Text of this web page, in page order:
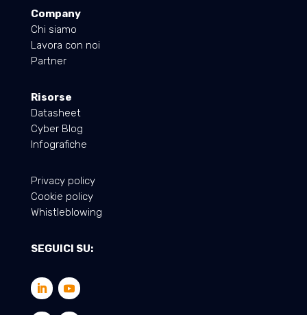
Company
Chi siamo
Lavora con noi
Partner
Risorse
Datasheet
Cyber Blog
Infografiche
Privacy policy
Cookie policy
Whistleblowing
SEGUICI SU: